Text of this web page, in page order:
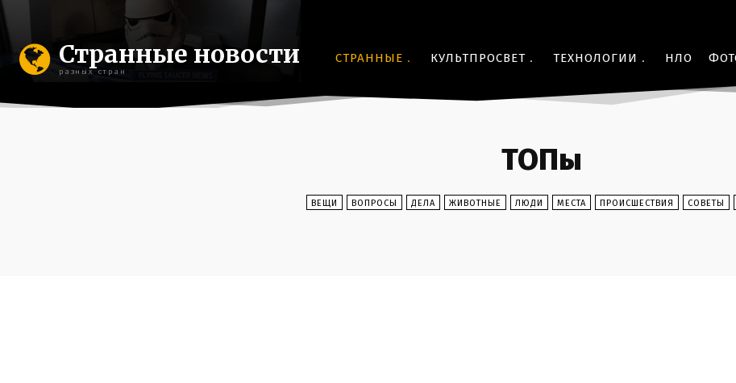
Странные новости
разных стран
СТРАННЫЕ КУЛЬТПРОСВЕТ ТЕХНОЛОГИИ НЛО
ТОПы
ВЕЩИ ВОПРОСЫ ДЕЛА ЖИВОТНЫЕ ЛЮДИ МЕСТА ПРОИСШЕСТВИЯ СОВЕТЫ